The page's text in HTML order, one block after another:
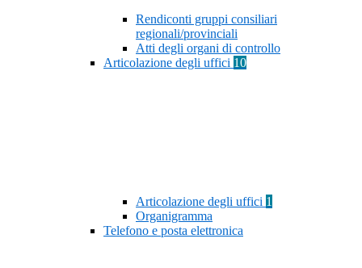
Rendiconti gruppi consiliari
regionali/provinciali
Atti degli organi di controllo
Articolazione degli uffici 10
Articolazione degli uffici 1
Organigramma
Telefono e posta elettronica